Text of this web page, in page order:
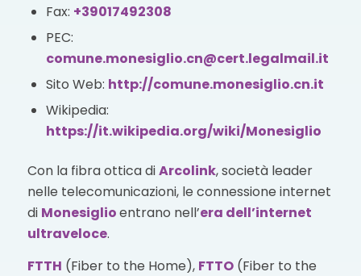
Fax: +39017492308
PEC:
comune.monesiglio.cn@cert.legalmail.it
Sito Web: http://comune.monesiglio.cn.it
Wikipedia:
https://it.wikipedia.org/wiki/Monesiglio
Con la fibra ottica diArcolink, società leader
nelle telecomunicazioni, le connessione internet
di Monesiglioentrano nell’era dell’internet
ultraveloce.
FTTH (Fiber to the Home), FTTO(Fiber to the